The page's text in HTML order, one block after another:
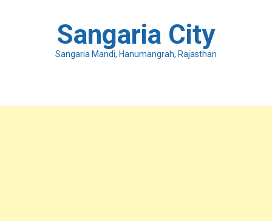
Sangaria City
Sangaria Mandi, Hanumangrah, Rajasthan